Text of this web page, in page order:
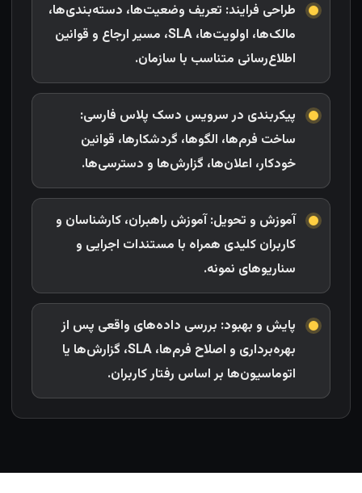
طراحی فرایند: تعریف وضعیت‌ها، دسته‌بندی‌ها،
مالک‌ها، اولویت‌ها، SLA، مسیر ارجاع و قوانین
اطلاع‌رسانی متناسب با سازمان.
پیکربندی در سرویس دسک پلاس فارسی:
ساخت فرم‌ها، الگو‌ها، گردشکارها، قوانین
خودکار، اعلان‌ها، گزارش‌ها و دسترسی‌ها.
آموزش و تحویل: آموزش راهبران، کارشناسان و
کاربران کلیدی همراه با مستندات اجرایی و
سناریوهای نمونه.
پایش و بهبود: بررسی داده‌های واقعی پس از
بهره‌برداری و اصلاح فرم‌ها، SLA، گزارش‌ها یا
اتوماسیون‌ها بر اساس رفتار کاربران.